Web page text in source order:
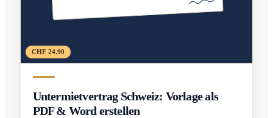
CHF 24.90
Untermietvertrag Schweiz: Vorlage als
PDF & Word erstellen